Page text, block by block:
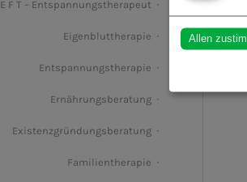
E F T – Entspannungstherapeut
Eigenbluttherapie
Entspannungstherapie
Ernährungsberatung
Existenzgründungsberatung
Familientherapie
Allen